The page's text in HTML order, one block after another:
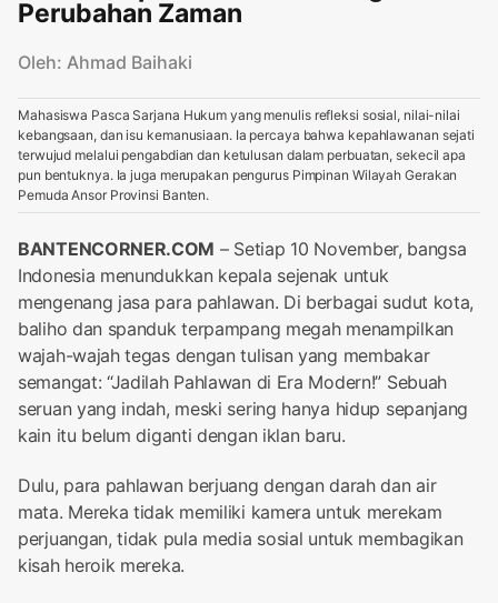
Perubahan Zaman
Oleh: Ahmad Baihaki
Mahasiswa Pasca Sarjana Hukum yang menulis refleksi sosial, nilai-nilai
kebangsaan, dan isu kemanusiaan. Ia percaya bahwa kepahlawanan sejati
terwujud melalui pengabdian dan ketulusan dalam perbuatan, sekecil apa
pun bentuknya. Ia juga merupakan pengurus Pimpinan Wilayah Gerakan
Pemuda Ansor Provinsi Banten.
BANTENCORNER.COM – Setiap 10 November, bangsa
Indonesia menundukkan kepala sejenak untuk
mengenang jasa para pahlawan. Di berbagai sudut kota,
baliho dan spanduk terpampang megah menampilkan
wajah-wajah tegas dengan tulisan yang membakar
semangat: “Jadilah Pahlawan di Era Modern!” Sebuah
seruan yang indah, meski sering hanya hidup sepanjang
kain itu belum diganti dengan iklan baru.
Dulu, para pahlawan berjuang dengan darah dan air
mata. Mereka tidak memiliki kamera untuk merekam
perjuangan, tidak pula media sosial untuk membagikan
kisah heroik mereka.